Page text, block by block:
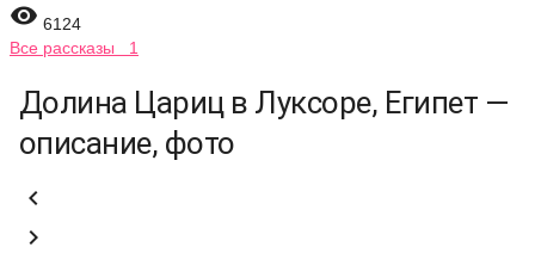
 6124
Все рассказы 1
Долина Цариц в Луксоре, Египет —
описание, фото

